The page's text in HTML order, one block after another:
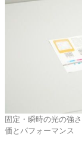
固定・瞬時の光の強
価とパフォーマンス